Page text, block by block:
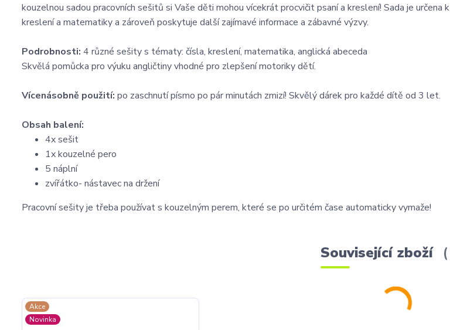
kouzelnou sadou pracovních sešitů si Vaše děti mohou vícekrát procvičit psaní a kreslení! Sada je určena
kreslení a matematiky a zároveň poskytuje další zajímavé informace a zábavné výzvy.
Podrobnosti: 4 různé sešity s tématy: čísla, kreslení, matematika, anglická abeceda
Skvělá pomůcka pro výuku angličtiny vhodné pro zlepšení motoriky dětí.
Vícenásobně použití: po zaschnutí písmo po pár minutách zmizí! Skvělý dárek pro každé dítě od 3 let.
Obsah balení:
4x sešit
1x kouzelné pero
5 náplní
zvířátko- nástavec na držení
Pracovní sešity je třeba používat s kouzelným perem, které se po určitém čase automaticky vymaže!
Související zboží
Akce
Novinka